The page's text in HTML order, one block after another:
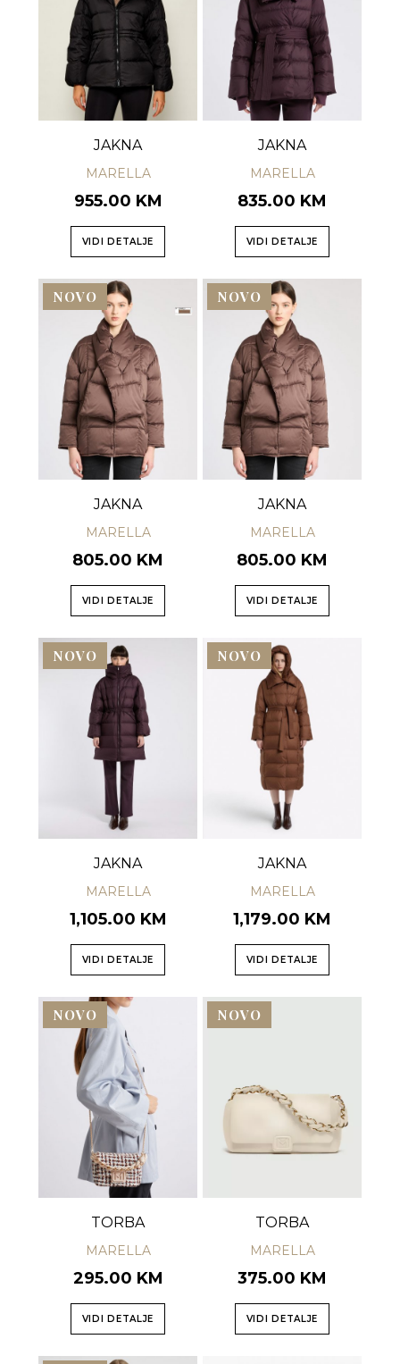
JAKNA
MARELLA
955.00 KM
VIDI DETALJE
JAKNA
MARELLA
835.00 KM
VIDI DETALJE
NOVO
JAKNA
MARELLA
805.00 KM
VIDI DETALJE
NOVO
JAKNA
MARELLA
805.00 KM
VIDI DETALJE
NOVO
JAKNA
MARELLA
1,105.00 KM
VIDI DETALJE
NOVO
JAKNA
MARELLA
1,179.00 KM
VIDI DETALJE
NOVO
TORBA
MARELLA
295.00 KM
VIDI DETALJE
NOVO
TORBA
MARELLA
375.00 KM
VIDI DETALJE